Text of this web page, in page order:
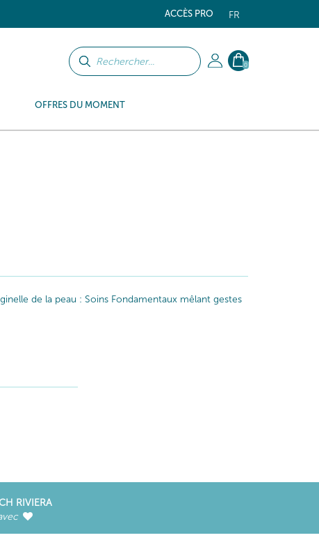
FR
ACCÈS PRO
0
OFFRES DU MOMENT
de la peau : Soins Fondamentaux mêlant gestes
RIVIERA